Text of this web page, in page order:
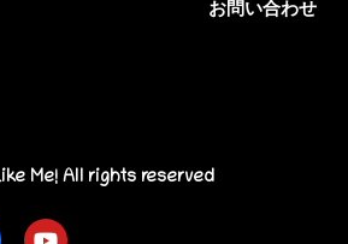
お問い合わせ
Me! All rights reserved
Y